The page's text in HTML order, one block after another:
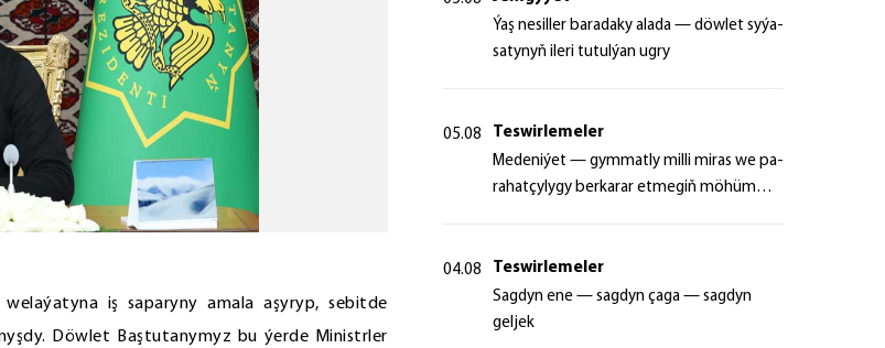
iş saparyny amala aşyryp, sebitde
Döwlet Baştutanymyz bu ýerde Ministrler
Ýaş ne­sil­ler ba­ra­da­ky ala­da — döw­let sy­ýa­
sa­ty­nyň ile­ri tu­tul­ýan ug­ry
05.08
Teswirlemeler
Me­de­ni­ýet — gym­mat­ly milli mi­ras we pa­
ra­hat­çy­ly­gy ber­ka­rar et­me­giň mö­hüm
04.08
Teswirlemeler
Sagdyn ene — sagdyn çaga — sagdyn
geljek